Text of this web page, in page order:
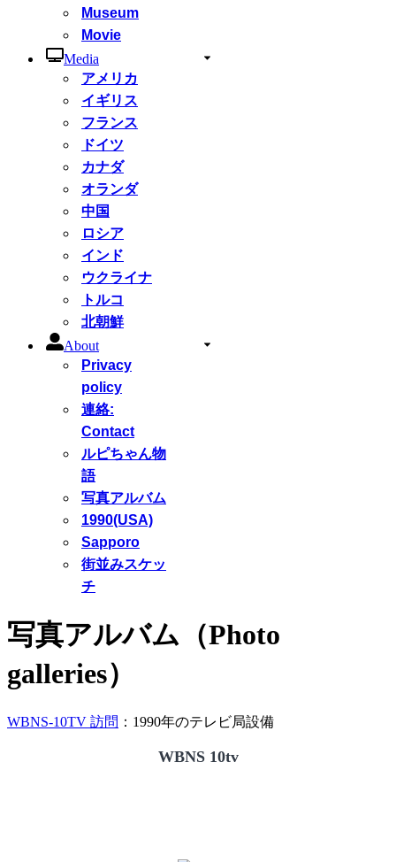
Museum
Movie
Media
アメリカ
イギリス
フランス
ドイツ
カナダ
オランダ
中国
ロシア
インド
ウクライナ
トルコ
北朝鮮
About
Privacy
policy
連絡:
Contact
ルピちゃん物
語
写真アルバム
1990(USA)
Sapporo
街並みスケッ
チ
写真アルバム（Photo
galleries）
WBNS-10TV 訪問 ：1990年のテレビ局設備
WBNS 10tv